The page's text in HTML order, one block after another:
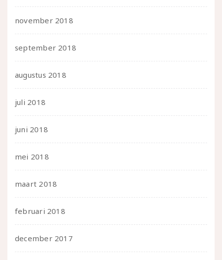
november 2018
september 2018
augustus 2018
juli 2018
juni 2018
mei 2018
maart 2018
februari 2018
december 2017